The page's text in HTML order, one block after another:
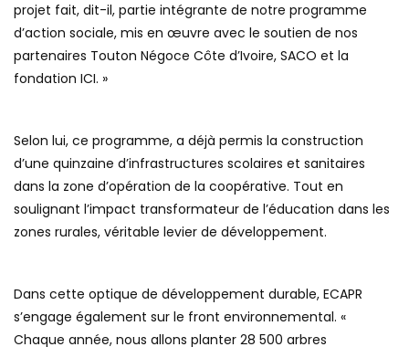
projet fait, dit-il, partie intégrante de notre programme
d’action sociale, mis en œuvre avec le soutien de nos
partenaires Touton Négoce Côte d’Ivoire, SACO et la
fondation ICI. »
Selon lui, ce programme, a déjà permis la construction
d’une quinzaine d’infrastructures scolaires et sanitaires
dans la zone d’opération de la coopérative. Tout en
soulignant l’impact transformateur de l’éducation dans les
zones rurales, véritable levier de développement.
Dans cette optique de développement durable, ECAPR
s’engage également sur le front environnemental. «
Chaque année, nous allons planter 28 500 arbres